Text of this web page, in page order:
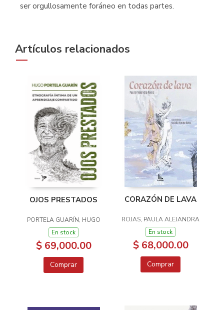
ser orgullosamente foráneo en todas partes.
Artículos relacionados
OJOS PRESTADOS
PORTELA GUARÍN, HUGO
En stock
$ 69,000.00
Comprar
CORAZÓN DE LAVA
ROJAS, PAULA ALEJANDRA
En stock
$ 68,000.00
Comprar